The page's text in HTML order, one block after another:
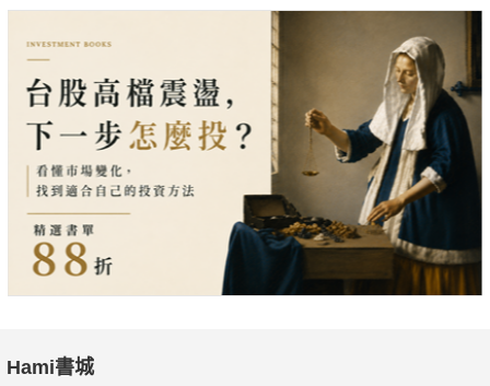
身體的養命法寶。中醫師分享老祖宗的保健智慧，掌握健康吃補
祕訣、飲食禁忌，教您用最簡單、自然的方法，改善根本體質，
打造強健身體。
◎ 樂活保健自然療法大揭密 專家現身說法，從飲食、生活細
節、居家環境，全方位改善體質、自我保健，吃得安心、安全，
輕鬆擁有實用健康資訊，養生就是這麼簡單。
Hami書城